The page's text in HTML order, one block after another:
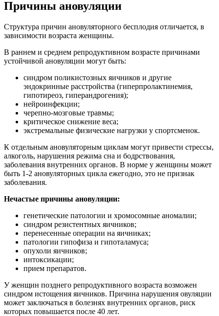
Причины ановуляции
Структура причин ановуляторного бесплодия отличается, в
зависимости возраста женщины.
В раннем и среднем репродуктивном возрасте причинами
устойчивой ановуляции могут быть:
синдром поликистозных яичников и другие
эндокринные расстройства (гиперпролактинемия,
гипотиреоз, гиперандрогения);
нейроинфекции;
черепно-мозговые травмы;
критическое снижение веса;
экстремальные физические нагрузки у спортсменок.
К отдельным ановуляторным циклам могут привести стрессы,
алкоголь, нарушения режима сна и бодрствования,
заболевания внутренних органов. В норме у женщины может
быть 1-2 ановуляторных цикла ежегодно, это не признак
заболевания.
Нечастые причины ановуляции:
генетические патологии и хромосомные аномалии;
синдром резистентных яичников;
перенесенные операции на яичниках;
патологии гипофиза и гипоталамуса;
опухоли яичников;
интоксикации;
прием препаратов.
У женщин позднего репродуктивного возраста возможен
синдром истощения яичников. Причина нарушения овуляции
может заключаться в болезнях внутренних органов, риск
которых повышается после 40 лет.